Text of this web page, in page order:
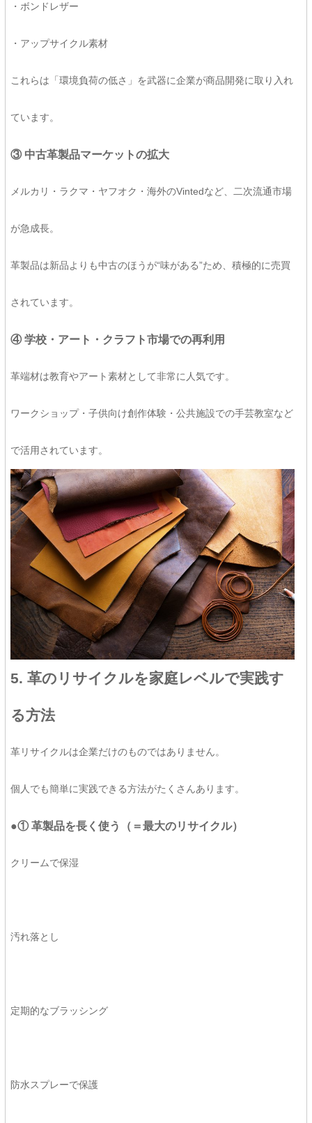
・ボンドレザー
・アップサイクル素材
これらは「環境負荷の低さ」を武器に企業が商品開発に取り入れ
ています。
③ 中古革製品マーケットの拡大
メルカリ・ラクマ・ヤフオク・海外のVintedなど、二次流通市場
が急成長。
革製品は新品よりも中古のほうが“味がある”ため、積極的に売買
されています。
④ 学校・アート・クラフト市場での再利用
革端材は教育やアート素材として非常に人気です。
ワークショップ・子供向け創作体験・公共施設での手芸教室など
で活用されています。
5. 革のリサイクルを家庭レベルで実践す
る方法
革リサイクルは企業だけのものではありません。
個人でも簡単に実践できる方法がたくさんあります。
●① 革製品を長く使う（＝最大のリサイクル）
クリームで保湿
汚れ落とし
定期的なブラッシング
防水スプレーで保護